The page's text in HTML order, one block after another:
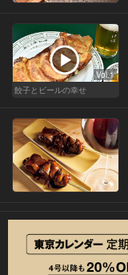
Vol.1
餃子とビールの幸せ